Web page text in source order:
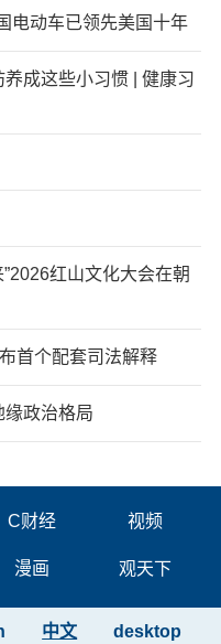
电动车已领先美国十年
养成这些小习惯 | 健康习
红山文化大会在朝
首个配套司法解释
缘政治格局
C财经 视频
漫画 观天下
desktop
中文